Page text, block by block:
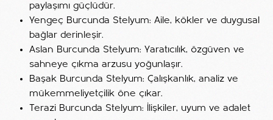
paylaşımı güçlüdür.
Yengeç Burcunda Stelyum: Aile, kökler ve duygusal
bağlar derinleşir.
Aslan Burcunda Stelyum: Yaratıcılık, özgüven ve
sahneye çıkma arzusu yoğunlaşır.
Başak Burcunda Stelyum: Çalışkanlık, analiz ve
mükemmeliyetçilik öne çıkar.
Terazi Burcunda Stelyum: İlişkiler, uyum ve adalet